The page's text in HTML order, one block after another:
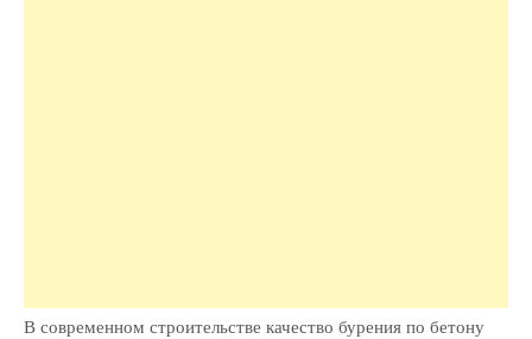
В современном строительстве качество бурения по бетону